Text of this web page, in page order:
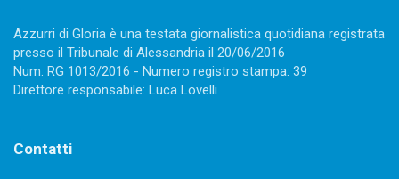
Azzurri di Gloria è una testata giornalistica quotidiana registrata
presso il Tribunale di Alessandria il 20/06/2016
Num. RG 1013/2016 - Numero registro stampa: 39
Direttore responsabile: Luca Lovelli
Contatti